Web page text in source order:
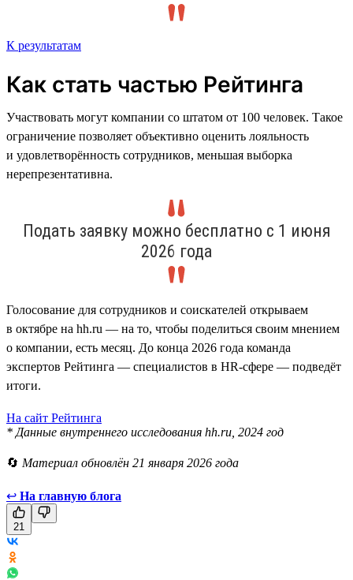
К результатам
Как стать частью Рейтинга
Участвовать могут компании со штатом от 100 человек. Такое
ограничение позволяет объективно оценить лояльность
и удовлетворённость сотрудников, меньшая выборка
нерепрезентативна.
Подать заявку можно бесплатно с 1 июня
2026 года
Голосование для сотрудников и соискателей открываем
в октябре на hh.ru — на то, чтобы поделиться своим мнением
о компании, есть месяц. До конца 2026 года команда
экспертов Рейтинга — специалистов в HR-сфере — подведёт
итоги.
На сайт Рейтинга
* Данные внутреннего исследования hh.ru, 2024 год
🔄 Материал обновлён 21 января 2026 года
↩ На главную блога
21